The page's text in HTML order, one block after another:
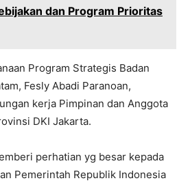
dan Program Prioritas
Program Strategis Badan
Fesly Abadi Paranoan,
kerja Pimpinan dan Anggota
DKI Jakarta.
perhatian yg besar kepada
Pemerintah Republik Indonesia